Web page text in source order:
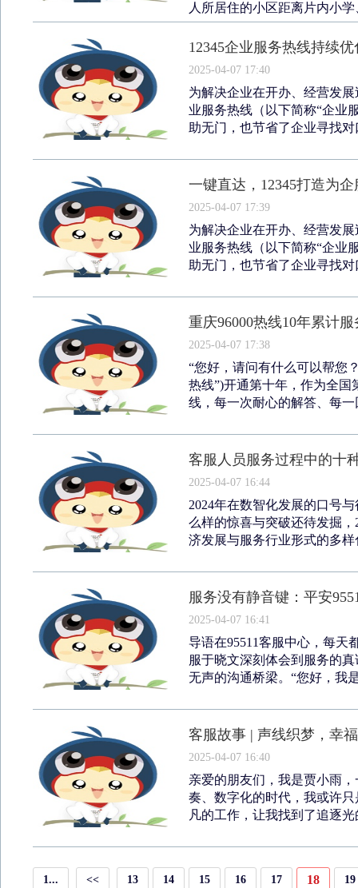
人所居住的小区距离片内小
12345企业服务热线持续
2025-04-07 17:40
为解决企业在开办、经营发
业服务热线（以下简称“企业
助无门，也节省了企业寻找
一键直达，12345打造为
2025-04-07 17:39
为解决企业在开办、经营发
业服务热线（以下简称“企业
助无门，也节省了企业寻找
重庆96000热线10年累计
2025-04-07 17:38
“您好，请问有什么可以帮您
热线”)开通第十年，作为全
线，每一次耐心的解答、每
客服人员服务过程中的十
2025-04-07 16:44
2024年在数智化发展的口号
么样的惊喜与突破还待发掘
济发展与服务行业形式的多
服务没有静音键：平安
2025-04-07 16:41
导语在95511客服中心，每天
服于晓文深刻体会到服务的
无声的沟通桥梁。“您好，我
客服故事 | 声线织梦，幸
2025-04-07 16:40
亲爱的朋友们，我是贾小雨
奏、数字化的时代，我或许
凡的工作，让我找到了追逐
1... << 13 14 15 16 17 18 19